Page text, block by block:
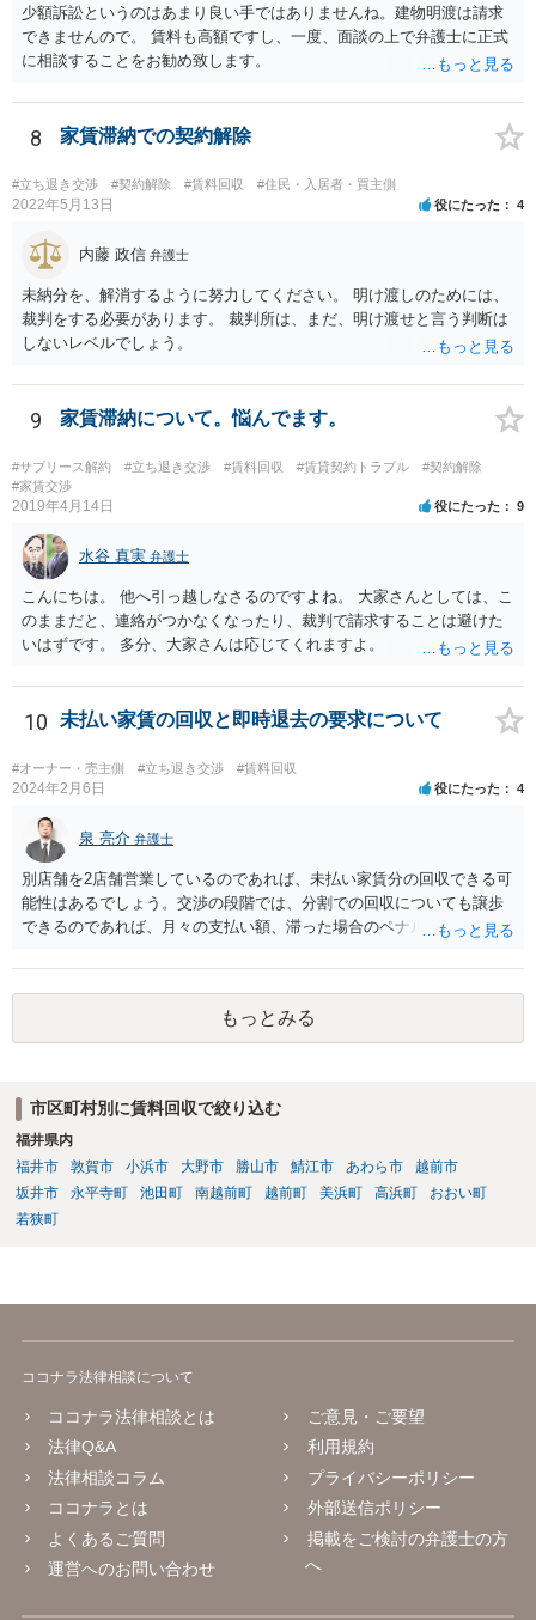
少額訴訟というのはあまり良い手ではありませんね。建物明渡は請求
できませんので。 賃料も高額ですし、一度、面談の上で弁護士に正式
に相談することをお勧め致します。
8 家賃滞納での契約解除
#立ち退き交渉 #契約解除 #賃料回収 #住民・入居者・買主側
2022年5月13日 役にたった 4
内藤 政信 弁護士
未納分を、解消するように努力してください。 明け渡しのためには、
裁判をする必要があります。 裁判所は、まだ、明け渡せと言う判断は
しないレベルでしょう。
9 家賃滞納について。悩んでます。
#サブリース解約 #立ち退き交渉 #賃料回収 #賃貸契約トラブル
#契約解除
#家賃交渉
2019年4月14日 役にたった 9
水谷 真実 弁護士
こんにちは。 他へ引っ越しなさるのですよね。 大家さんとしては、こ
のままだと、連絡がつかなくなったり、裁判で請求することは避けた
いはずです。 多分、大家さんは応じてくれますよ。
10 未払い家賃の回収と即時退去の要求について
#オーナー・売主側 #立ち退き交渉 #賃料回収
2024年2月6日 役にたった 4
泉 亮介 弁護士
別店舗を2店舗営業しているのであれば、未払い家賃分の回収できる可
能性はあるでしょう。交渉の段階では、分割での回収についても譲歩
できるのであれば、月々の支払い額、滞った場合のペナルティ等を定
で行い、相手方の対応次第では訴訟を検討するという形の方が、交渉
で解決した場合弁護士費用も安くなるためで良いかと思われます。
もっとみる
市区町村別に賃料回収で絞り込む
福井県内
福井市
敦賀市 小浜市 大野市 勝山市 鯖江市 あわら市
越前市
坂井市
永平寺町 池田町 南越前町 越前町 美浜町 高浜町
おおい町
若狭町
ココナラ法律相談について
ココナラ法律相談とは
法律Q&A
法律相談コラム
ココナラとは
よくあるご質問
運営へのお問い合わせ
ご意見・ご要望
利用規約
プライバシーポリシー
外部送信ポリシー
掲載をご検討の弁護士の方
へ